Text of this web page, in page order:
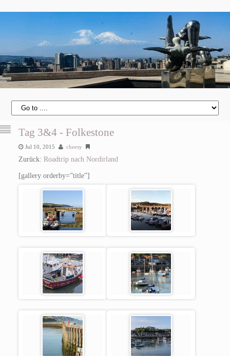
Tag 3&4 - Folkestone
Jul 10, 2015 cheesy
Zurück: Roadtrip nach Nordirland
[gallery orderby=”title”]